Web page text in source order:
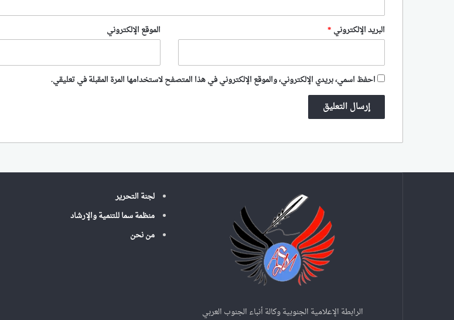
البريد الإلكتروني * الموقع الإلكتروني
احفظ اسمي، بريدي الإلكتروني، والموقع الإلكتروني في هذا المتصفح لاستخدامها المرة المقبلة في تعليقي.
الرابطة الإعلامية الجنوبية وكالة أنباء الجنوب العربي
لجنة التحرير
منظمة سما للتنمية والإرشاد
من نحن